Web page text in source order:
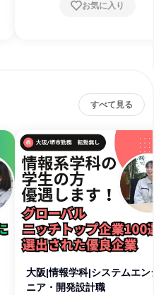
お気に入り
すべて見る
大阪|情報学科|システムエン
ニア・開発設計職